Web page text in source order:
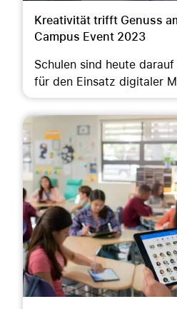
Kreativität trifft Genuss
Campus Event 2023
Schulen sind heute
für den Einsatz digitaler